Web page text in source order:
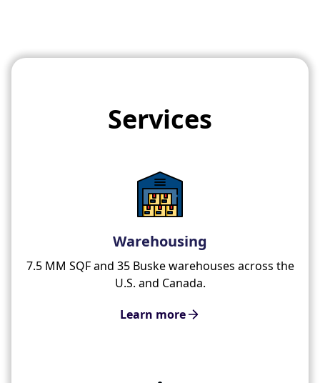
Services
Warehousing
7.5 MM SQF and 35 Buske warehouses across the
U.S. and Canada.
Learn more